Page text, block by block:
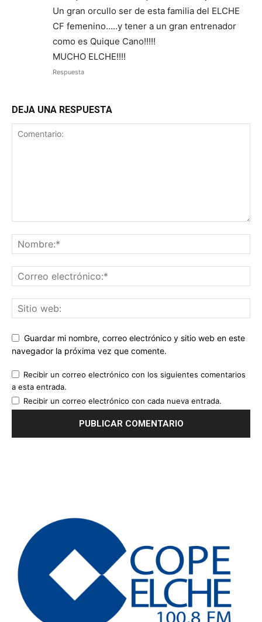
Un gran orcullo ser de esta familia del ELCHE
CF femenino…..y tener a un gran entrenador
como es Quique Cano!!!!!
MUCHO ELCHE!!!!
Respuesta
DEJA UNA RESPUESTA
Guardar mi nombre, correo electrónico y sitio web en este
navegador la próxima vez que comente.
Recibir un correo electrónico con los siguientes comentarios
a esta entrada.
Recibir un correo electrónico con cada nueva entrada.